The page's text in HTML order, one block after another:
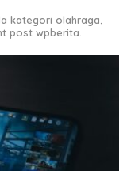
kategori olahraga,
post wpberita.